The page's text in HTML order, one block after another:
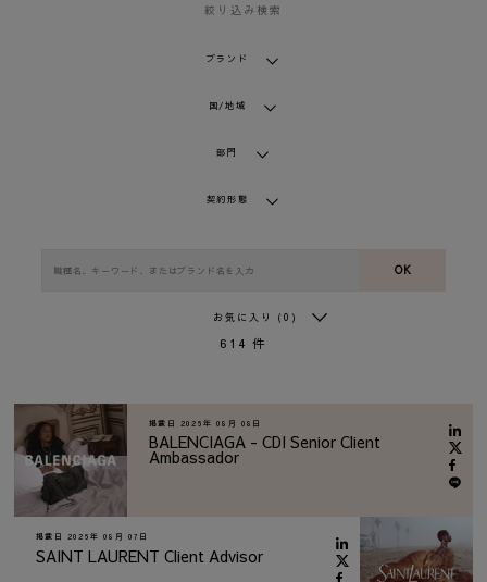
採用情報
絞り込み検索
ブランド
国/地域
部門
契約形態
OK
お気に入り (0)
614 件
掲載日 2026年 08月 08日
BALENCIAGA - CDI Senior Client
Ambassador
掲載日 2026年 08月 07日
SAINT LAURENT Client Advisor